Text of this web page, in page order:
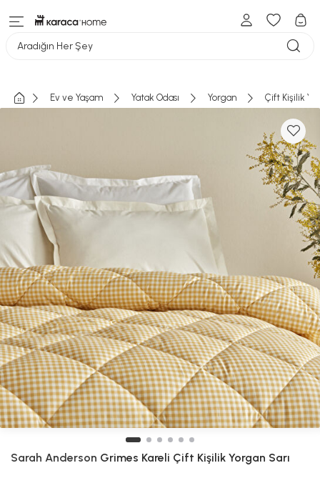
Aradığın Her Şey
Ev ve Yaşam Yatak Odası Yorgan Çift Kişilik
Sarah Anderson Grimes Kareli Çift Kişilik Yorgan Sarı